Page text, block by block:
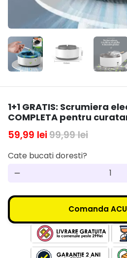
1+1 GRATIS: Scrumiera
COMPLETA pentru
59,99 lei99,99 lei
Cate bucati doresti?
remove
Comanda